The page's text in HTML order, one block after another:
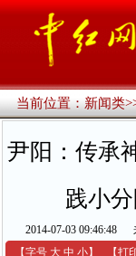
当前位置：新闻类
尹阳：传承
践小
2014-07-03 09:46:48
【字号 大 中 小】 【打